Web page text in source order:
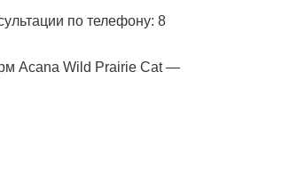
по телефону: 8
Acana Wild Prairie Cat —